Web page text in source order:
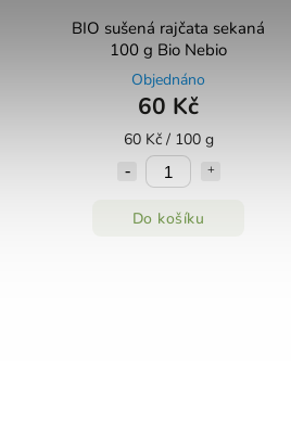
BIO sušená rajčata sekaná
100 g Bio Nebio
Objednáno
60 Kč
60 Kč / 100 g
Do košíku